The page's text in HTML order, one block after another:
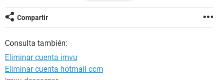
de nada... Si me pueden ayudar se lo agradeceria
muchisimo (:
Compartir
Consulta también:
Eliminar cuenta imvu
Eliminar cuenta hotmail ccm